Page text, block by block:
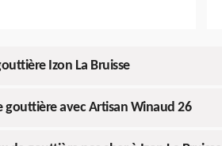
Izon La Bruisse
gouttière avec Artisan Winaud 26